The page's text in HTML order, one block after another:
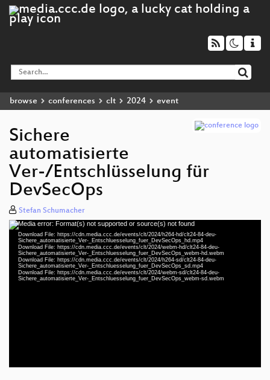
browse conferences clt 2024 event
Sichere
automatisierte
Ver-/Entschlüsselung für
DevSecOps
Stefan Schumacher
Video
Player
Media error: Format(s) not supported or source(s) not found
Download File: https://cdn.media.ccc.de/events/clt/2024/h264-hd/clt24-84-deu-
Sichere_automatisierte_Ver-_Entschluesselung_fuer_DevSecOps_hd.mp4
Download File: https://cdn.media.ccc.de/events/clt/2024/webm-hd/clt24-84-deu-
Sichere_automatisierte_Ver-_Entschluesselung_fuer_DevSecOps_webm-hd.webm
Download File: https://cdn.media.ccc.de/events/clt/2024/h264-sd/clt24-84-deu-
Sichere_automatisierte_Ver-_Entschluesselung_fuer_DevSecOps_sd.mp4
Download File: https://cdn.media.ccc.de/events/clt/2024/webm-sd/clt24-84-deu-
Sichere_automatisierte_Ver-_Entschluesselung_fuer_DevSecOps_webm-sd.webm
deu 1080p (mp4)